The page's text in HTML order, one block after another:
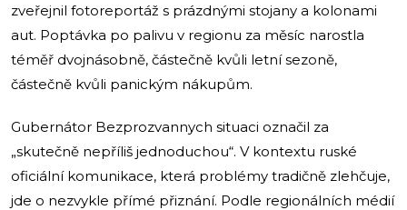
zveřejnil fotoreportáž s prázdnými stojany a kolonami
aut. Poptávka po palivu v regionu za měsíc narostla
téměř dvojnásobně, částečně kvůli letní sezoně,
částečně kvůli panickým nákupům.
Gubernátor Bezprozvannych situaci označil za
„skutečně nepříliš jednoduchou“. V kontextu ruské
oficiální komunikace, která problémy tradičně zlehčuje,
jde o nezvykle přímé přiznání. Podle regionálních médií